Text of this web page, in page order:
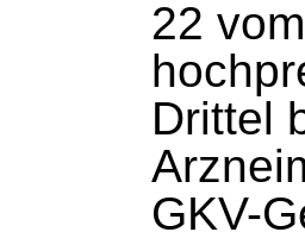
22
Drittel
GKV-